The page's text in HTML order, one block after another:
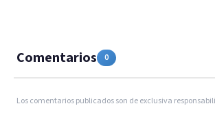
Comentarios 0
Los comentarios publicados son de exclusiva